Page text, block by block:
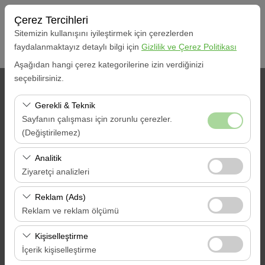
Çerez Tercihleri
Sitemizin kullanışını iyileştirmek için çerezlerden
faydalanmaktayız detaylı bilgi için Gizlilik ve Çerez Politikası
Aşağıdan hangi çerez kategorilerine izin verdiğinizi
seçebilirsiniz.
Gerekli & Teknik
Sayfanın çalışması için zorunlu çerezler.
(Değiştirilemez)
Bu çerezler sitenin doğru şekilde çalışması, güvenlik,
oturum yönetimi ve temel işlevler için gereklidir. Devre
dışı bırakılamaz.
Analitik
Ziyaretçi analizleri
Bu çerezler, sitemizin nasıl kullanıldığını (ziyaretçi sayısı,
en çok ziyaret edilen sayfalar, kullanıcı davranışları)
analiz etmemizi sağlar. Bu veriler, web sitesi
performansını ölçmek ve kullanıcı deneyimini sürekli
iyileştirmek için kullanılır.
Reklam (Ads)
Reklam ve reklam ölçümü
Bu çerezler, size ilgi alanlarınıza uygun kişiselleştirilmiş
reklamlar göstermemize ve reklam kampanyalarımızın
etkinliğini (gösterim sayısı, tıklama oranı) ölçmemize
Kişiselleştirme
İçerik kişiselleştirme
Marmaris
Aracı farklı bir lokasyona bırakacağım
Muğla Göcek Marina
Alış Tarih & Saat
Bırakış Tarih & Saat